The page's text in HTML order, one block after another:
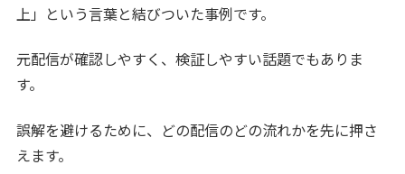
上」という言葉と結びついた事例です。
元配信が確認しやすく、検証しやすい話題でもありま
す。
誤解を避けるために、どの配信のどの流れかを先に押さ
えます。